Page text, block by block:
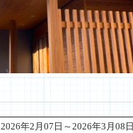
2026年2月07日～2026年3月08日